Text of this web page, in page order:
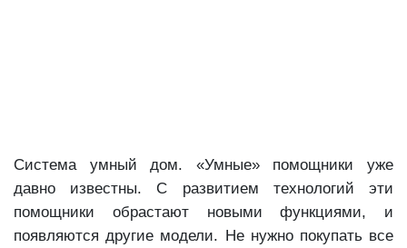
Система умный дом. «Умные» помощники уже
давно известны. С развитием технологий эти
помощники обрастают новыми функциями, и
появляются другие модели. Не нужно покупать все